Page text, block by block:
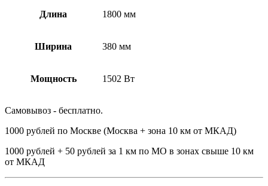
Длина 1800 мм
Ширина 380 мм
Мощность 1502 Вт
Самовывоз - бесплатно.
1000 рублей по Москве (Москва + зона 10 км от МКАД)
1000 рублей + 50 рублей за 1 км по МО в зонах свыше 10 км
от МКАД